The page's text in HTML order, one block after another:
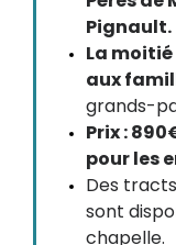
Pignault.
La
aux
grands-
Prix :
pour les
Des
sont
chapelle.